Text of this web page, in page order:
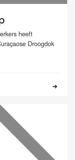
heeft
Droogdok